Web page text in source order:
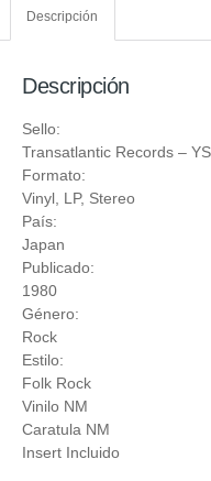
Descripción
Descripción
Sello:
Transatlantic Records ‎–
Formato:
Vinyl , LP, Stereo
País:
Japan
Publicado:
1980
Género:
Rock
Estilo:
Folk Rock
Vinilo NM
Caratula NM
Insert Incluido